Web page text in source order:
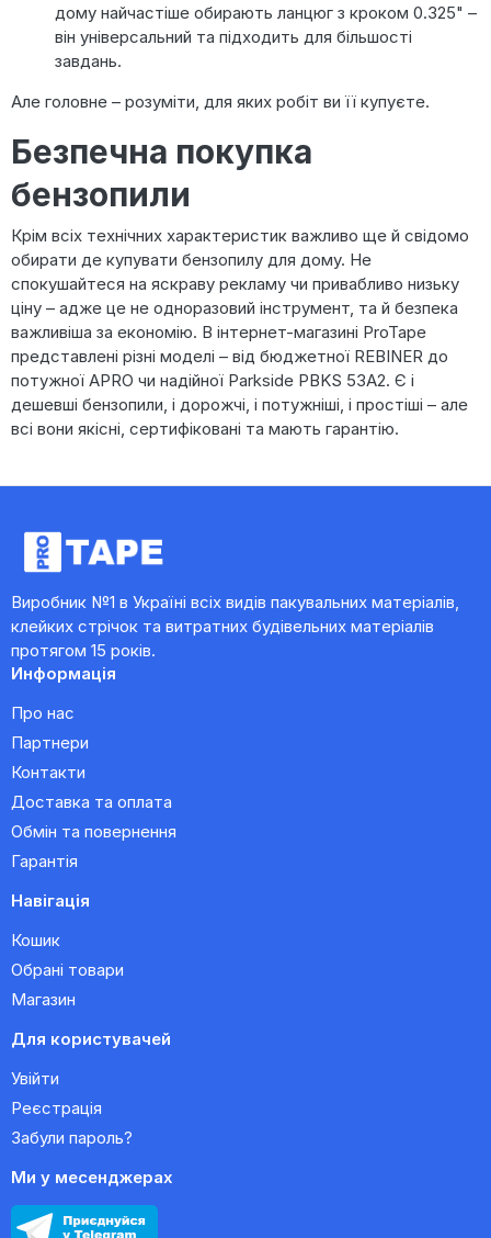
дому найчастіше обирають ланцюг з кроком 0.325" –
він універсальний та підходить для більшості
завдань.
Але головне – розуміти, для яких робіт ви її купуєте.
Безпечна покупка
бензопили
Крім всіх технічних характеристик важливо ще й свідомо
обирати де купувати бензопилу для дому. Не
спокушайтеся на яскраву рекламу чи привабливо низьку
ціну – адже це не одноразовий інструмент, та й безпека
важливіша за економію. В інтернет-магазині ProTape
представлені різні моделі – від бюджетної REBINER до
потужної APRO чи надійної Parkside PBKS 53A2. Є і
дешевші бензопили, і дорожчі, і потужніші, і простіші – але
всі вони якісні, сертифіковані та мають гарантію.
Виробник №1 в Україні всіх видів пакувальних матеріалів,
клейких стрічок та витратних будівельних матеріалів
протягом 15 років.
Информація
Про нас
Партнери
Контакти
Доставка та оплата
Обмін та повернення
Гарантія
Навігація
Кошик
Обрані товари
Магазин
Для користувачей
Увійти
Реєстрація
Забули пароль?
Ми у месенджерах